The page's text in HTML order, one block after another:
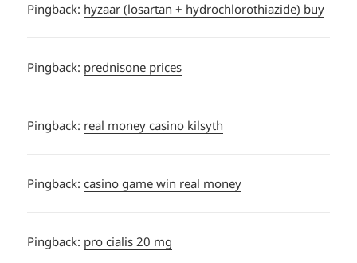
Pingback: hyzaar (losartan + hydrochlorothiazide) buy
Pingback: prednisone prices
Pingback: real money casino kilsyth
Pingback:casino game win real money
Pingback: pro cialis 20 mg